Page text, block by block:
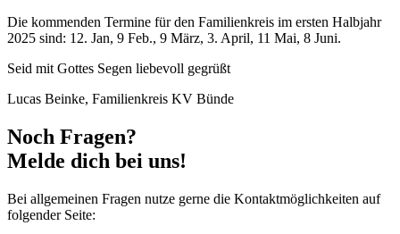
Die kommenden Termine für den Familienkreis im ersten Halbjahr
2025 sind: 12. Jan, 9 Feb., 9 März, 3. April, 11 Mai, 8 Juni.
Seid mit Gottes Segen liebevoll gegrüßt
Lucas Beinke, Familienkreis KV Bünde
Noch Fragen?
Melde dich bei uns!
Bei allgemeinen Fragen nutze gerne die Kontaktmöglichkeiten auf
folgender Seite: